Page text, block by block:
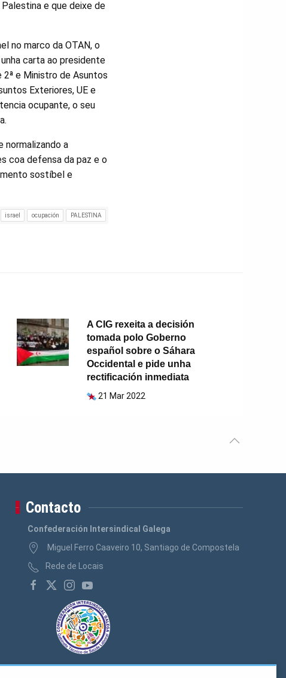
e que deixe de
no marco da OTAN, o
carta ao presidente
2ª e Ministro de Asuntos
Exteriores, UE e
ocupante, o seu
normalizando a
coa defensa da paz e o
sostíbel e
israel ocupación PALESTINA
A CIG rexeita a decisión
tomada polo Goberno
español sobre o Sáhara
Occidental e pide unha
rectificación inmediata
21 Mar 2022
Contacto
Confederación Intersindical Galega
Miguel Ferro Caaveiro 10, Santiago de Compostela
Rede de Locais